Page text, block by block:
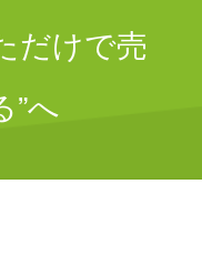
だけで売
”へ